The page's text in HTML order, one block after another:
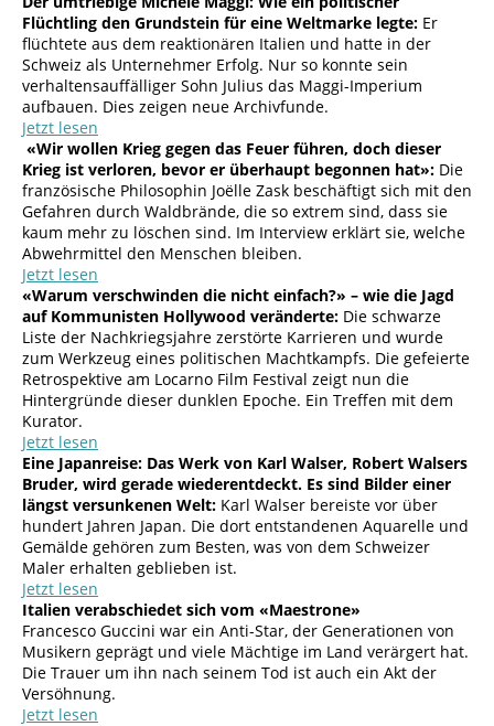
Flüchtling den Grundstein für eine Weltmarke legte: Er
flüchtete aus dem reaktionären Italien und hatte in der
Schweiz als Unternehmer Erfolg. Nur so konnte sein
verhaltensauffälliger Sohn Julius das Maggi-Imperium
aufbauen. Dies zeigen neue Archivfunde.
Jetzt lesen
«Wir wollen Krieg gegen das Feuer führen, doch dieser
Krieg ist verloren, bevor er überhaupt begonnen hat»: Die
französische Philosophin Joëlle Zask beschäftigt sich mit den
Gefahren durch Waldbrände, die so extrem sind, dass sie
kaum mehr zu löschen sind. Im Interview erklärt sie, welche
Abwehrmittel den Menschen bleiben.
Jetzt lesen
«Warum verschwinden die nicht einfach?» – wie die Jagd
auf Kommunisten Hollywood veränderte: Die schwarze
Liste der Nachkriegsjahre zerstörte Karrieren und wurde
zum Werkzeug eines politischen Machtkampfs. Die gefeierte
Retrospektive am Locarno Film Festival zeigt nun die
Hintergründe dieser dunklen Epoche. Ein Treffen mit dem
Kurator.
Jetzt lesen
Eine Japanreise: Das Werk von Karl Walser, Robert Walsers
Bruder, wird gerade wiederentdeckt. Es sind Bilder einer
längst versunkenen Welt: Karl Walser bereiste vor über
hundert Jahren Japan. Die dort entstandenen Aquarelle und
Gemälde gehören zum Besten, was von dem Schweizer
Maler erhalten geblieben ist.
Jetzt lesen
Italien verabschiedet sich vom «Maestrone»
Francesco Guccini war ein Anti-Star, der Generationen von
Musikern geprägt und viele Mächtige im Land verärgert hat.
Die Trauer um ihn nach seinem Tod ist auch ein Akt der
Versöhnung.
Jetzt lesen